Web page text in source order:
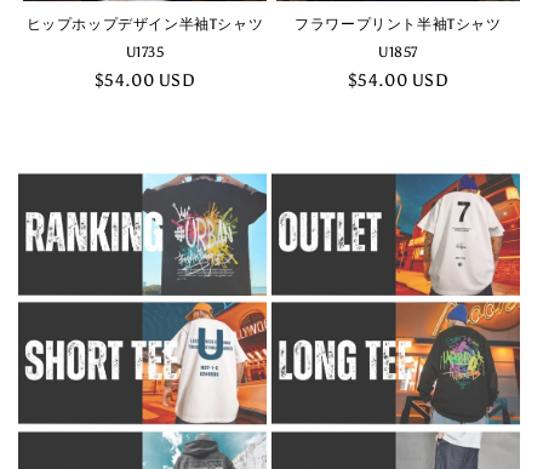
ヒップホップデザイン半袖Tシャツ
U1735
$54.00 USD
フラワープリント半袖Tシャツ
U1857
$54.00 USD